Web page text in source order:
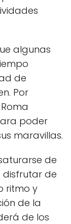
algunas
de
Por
poder
maravillas.
de
de
ritmo y
de la
de los